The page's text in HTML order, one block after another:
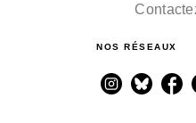
NOS RÉSEAUX